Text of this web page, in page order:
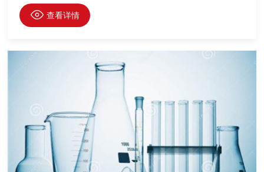
故是由实验室工作人员工作不慎、操作失误所致；56%的起火
发生在下午6时至清晨6时；89%的事故是由于没有必要的灭火
各种化学危险物品使用极为普遍，种类繁多。这些物品性质活
查看详情